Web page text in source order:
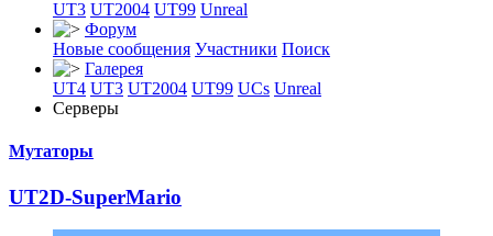
UT3 UT2004 UT99 Unreal
Форум
Новые сообщения Участники Поиск
Галерея
UT4 UT3 UT2004 UT99 UCs Unreal
Серверы
Мутаторы
UT2D-SuperMario